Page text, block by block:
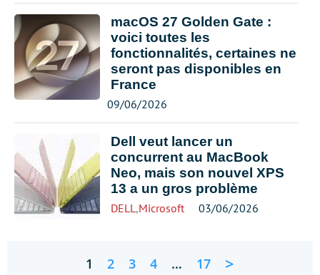
macOS 27 Golden Gate :
voici toutes les
fonctionnalités, certaines ne
seront pas disponibles en
France
09/06/2026
Dell veut lancer un
concurrent au MacBook
Neo, mais son nouvel XPS
13 a un gros problème
DELL,Microsoft 03/06/2026
1 2 3 4 … 17 >